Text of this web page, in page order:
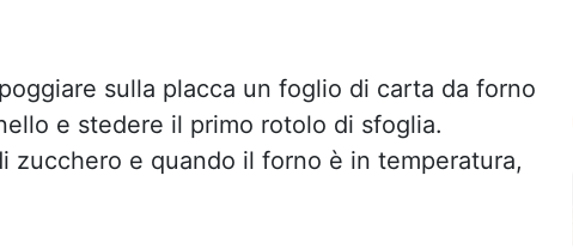
sulla placca un foglio di carta da forno
e stedere il primo rotolo di sfoglia.
zucchero e quando il forno è in temperatura,